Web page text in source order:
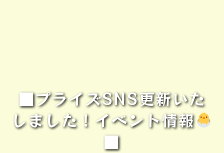
■プライズSNS更新いた
しました！イベント情報
■